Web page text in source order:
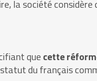
la société considère
quecette
du français